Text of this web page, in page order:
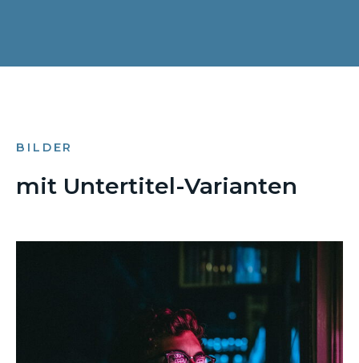
BILDER
mit Untertitel-Varianten